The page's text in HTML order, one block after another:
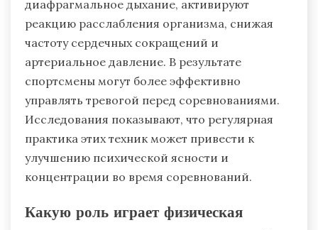
диафрагмальное дыхание, активируют
реакцию расслабления организма, снижая
частоту сердечных сокращений и
артериальное давление. В результате
спортсмены могут более эффективно
управлять тревогой перед соревнованиями.
Исследования показывают, что регулярная
практика этих техник может привести к
улучшению психической ясности и
концентрации во время соревнований.
Какую роль играет физическая